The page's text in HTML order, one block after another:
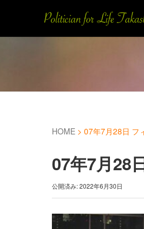
HOME > 07年7月28日 フ
07年7月28
公開済み: 2022年6月30日